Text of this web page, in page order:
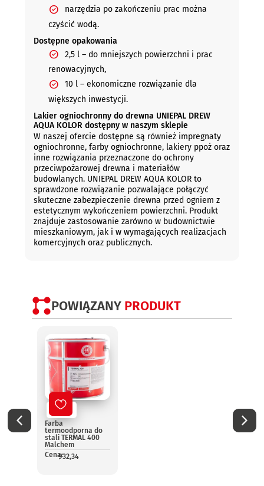
narzędzia po zakończeniu prac można
czyścić wodą.
Dostępne opakowania
2,5 l – do mniejszych powierzchni i prac
renowacyjnych,
10 l – ekonomiczne rozwiązanie dla
większych inwestycji.
Lakier ogniochronny do drewna UNIEPAL DREW
AQUA KOLOR dostępny w naszym sklepie
W naszej ofercie dostępne są również impregnaty
ogniochronne, farby ogniochronne, lakiery ppoż oraz
inne rozwiązania przeznaczone do ochrony
przeciwpożarowej drewna i materiałów
budowlanych. UNIEPAL DREW AQUA KOLOR to
sprawdzone rozwiązanie pozwalające połączyć
skuteczne zabezpieczenie drewna przed ogniem z
estetycznym wykończeniem powierzchni. Produkt
znajduje zastosowanie zarówno w budownictwie
mieszkaniowym, jak i w wymagających realizacjach
komercyjnych oraz publicznych.
POWIĄZANY PRODUKT
Nowy
Farba
termoodporna do
stali TERMAL 400
Malchem
Cena:932,34
Farba